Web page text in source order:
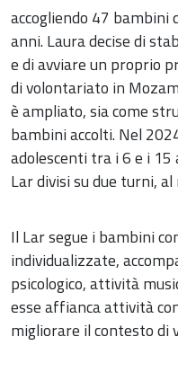
accogliendo 47 bambini
anni. Laura decise di
e di avviare un proprio
di volontariato in
è ampliato, sia come
bambini accolti. Nel
adolescenti tra i 6 e i
Lar divisi su due turni,
Il Lar segue i bambini
individualizzate,
psicologico, attività
esse affianca attività
migliorare il contesto di